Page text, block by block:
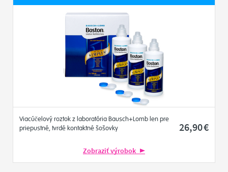
Viacúčelový roztok z laboratória Bausch+Lomb len pre
priepustné, tvrdé kontaktné šošovky
26,90€
Zobraziť výrobok